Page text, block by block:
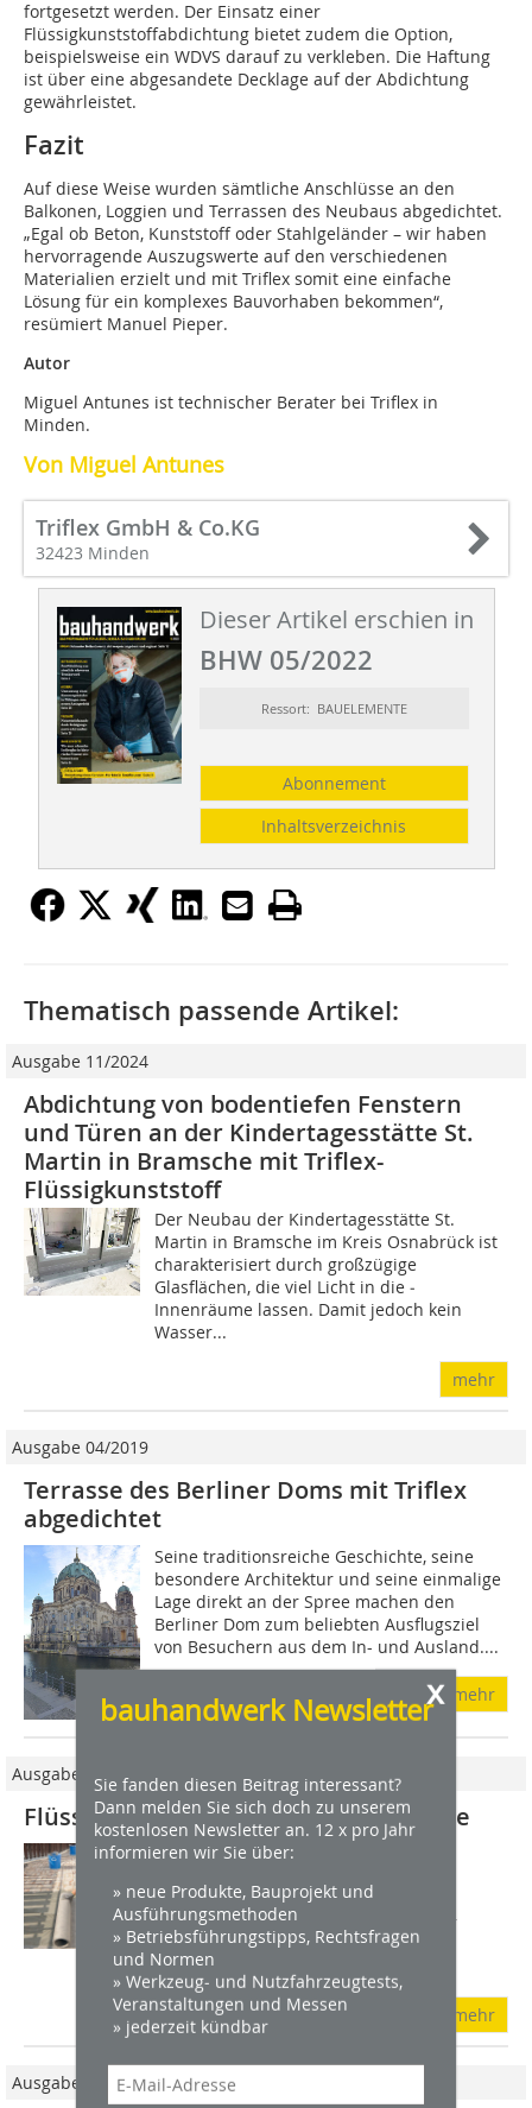
fortgesetzt werden. Der Einsatz einer
Flüssigkunststoffabdichtung bietet zudem die Option,
beispielsweise ein WDVS darauf zu verkleben. Die Haftung
ist über eine abgesandete Decklage auf der Abdichtung
gewährleistet.
Fazit
Auf diese Weise wurden sämtliche Anschlüsse an den
Balkonen, Loggien und Terrassen des Neubaus abgedichtet.
„Egal ob Beton, Kunststoff oder Stahlgeländer – wir haben
hervorragende Auszugswerte auf den verschiedenen
Materialien erzielt und mit Triflex somit eine einfache
Lösung für ein komplexes Bauvorhaben bekommen“,
resümiert Manuel Pieper.
Autor
Miguel Antunes ist technischer Berater bei Triflex in
Minden.
Von Miguel Antunes
Triflex GmbH & Co.KG
32423 Minden
Dieser Artikel erschien in
BHW 05/2022
Ressort: BAUELEMENTE
Abonnement
Inhaltsverzeichnis
x
bauhandwerk Newsletter
Sie fanden diesen Beitrag interessant?
Dann melden Sie sich doch zu unserem
kostenlosen Newsletter an. 12 x pro Jahr
informieren wir Sie über:
» neue Produkte, Bauprojekt und
Ausführungsmethoden
» Betriebsführungstipps, Rechtsfragen
und Normen
» Werkzeug- und Nutzfahrzeugtests,
Veranstaltungen und Messen
» jederzeit kündbar
Thematisch passende Artikel:
Ausgabe 11/2024
Abdichtung von bodentiefen Fenstern
und Türen an der Kindertagesstätte St.
Martin in Bramsche mit Triflex-
Flüssigkunststoff
Der Neubau der Kindertagesstätte St.
Martin in ­Bramsche im Kreis Osnabrück ist
charakterisiert durch großzügige
Glasflächen, die viel Licht in die ­
Innenräume lassen. Damit jedoch kein
Wasser...
mehr
Ausgabe 04/2019
Terrasse des Berliner Doms mit Triflex
abgedichtet
Seine traditionsreiche Geschichte, seine
besondere Architektur und seine einmalige
Lage direkt an der Spree machen den
Berliner Dom zum beliebten Ausflugsziel
von Besuchern aus dem In- und Ausland....
mehr
Ausgabe 12/2012
Flüssige Abdichtung, trockene Balkone
Das ganze Jahr über sind Balkone,
ausgesetzt. Aus diesem Grund sind
Feuchteschäden am Material eine der
häufigsten Ursachen für
Balkonsanierungen. Oft wird eine...
mehr
Ausgabe 04/2017